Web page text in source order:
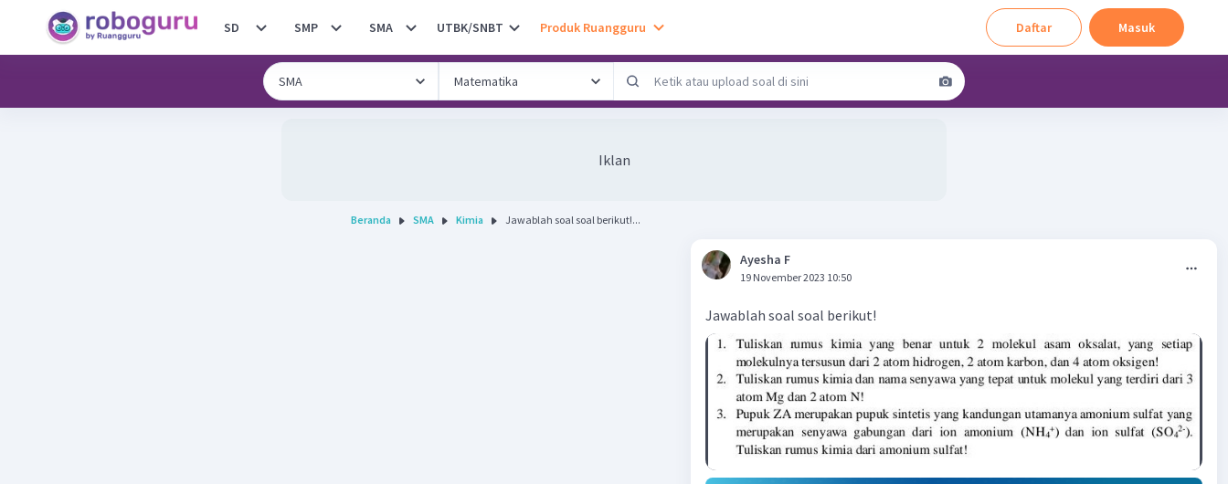
SD SMP SMA UTBK/SNBT Produk Ruangguru Daftar Masuk
Iklan
Beranda SMA Kimia Jawablah soal soal berikut!...
Ayesha F
19 November 2023 10:50
Jawablah soal soal berikut!